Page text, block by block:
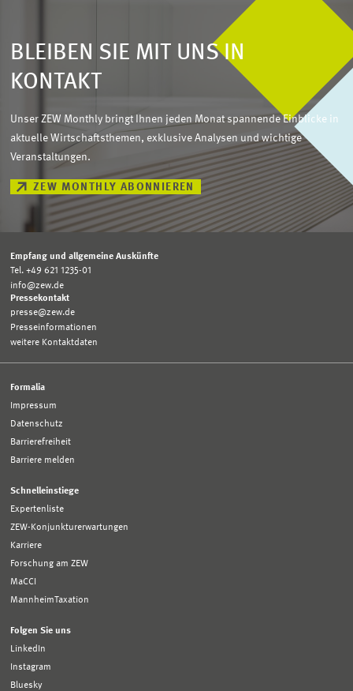
BLEIBEN SIE MIT UNS IN
KONTAKT
Unser ZEW Monthly bringt Ihnen jeden Monat spannende Einblicke in
aktuelle Wirtschaftsthemen, exklusive Analysen und wichtige
Veranstaltungen.
ZEW MONTHLY ABONNIEREN
Empfang und allgemeine Auskünfte
Tel. +49 621 1235-01
info@zew.de
Pressekontakt
presse@zew.de
Presseinformationen
weitere Kontaktdaten
Formalia
Impressum
Datenschutz
Barrierefreiheit
Barriere melden
Schnelleinstiege
Expertenliste
ZEW-Konjunkturerwartungen
Karriere
Forschung am ZEW
MaCCI
MannheimTaxation
Folgen Sie uns
LinkedIn
Instagram
Bluesky